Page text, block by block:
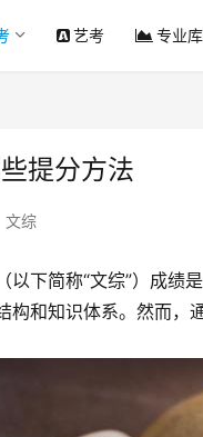
艺考 专业库
提分方法
文综
以下简称“文综”）成
构和知识体系。然而